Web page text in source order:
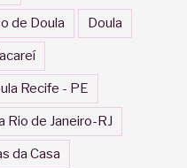
de Doula Doula
Recife - PE
Rio de Janeiro-RJ
da Casa